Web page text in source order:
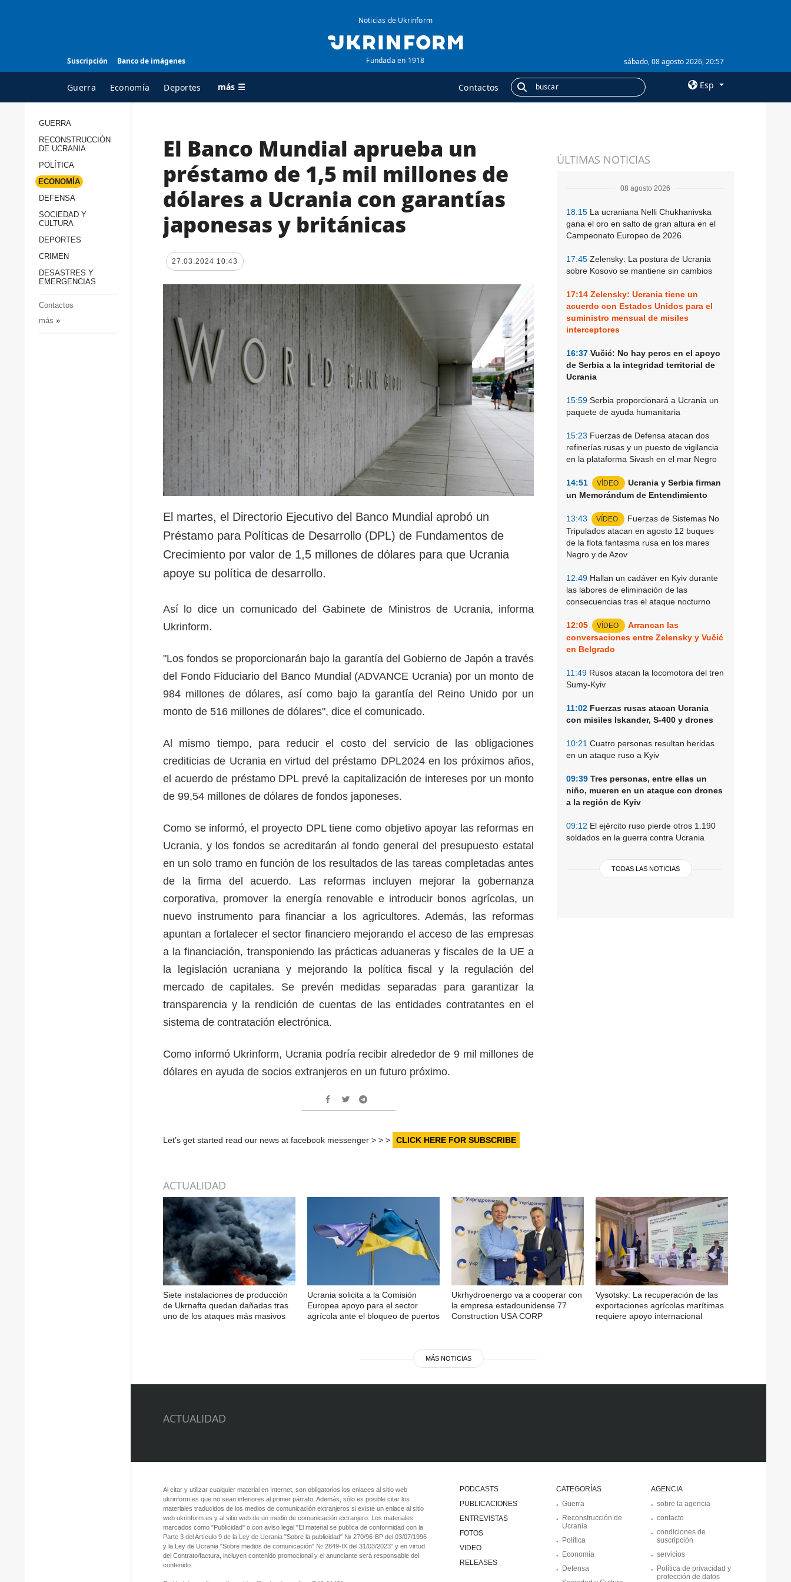
Suscripción Banco de imágenes
Noticias de Ukrinform
Fundada en 1918 sábado, 08 agosto 2026, 20:57
Guerra Economía Deportes más ☰ Contactos Esp
TODAS LAS
Reconstrucción de
Sociedad y Cultura
Desastres y emergencias
AGENCIA
sobre la agencia
contacto
condiciones de
suscripción
servicios
ADICIONAL
Publicaciones
Entrevistas
Suscripción
GUERRA
RECONSTRUCCIÓN
DE UCRANIA
POLÍTICA
ECONOMÍA
DEFENSA
SOCIEDAD Y
CULTURA
DEPORTES
CRIMEN
DESASTRES Y
EMERGENCIAS
Contactos
más »
ÚLTIMAS NOTICIAS
08 agosto 2026
18:15 La ucraniana Nelli Chukhanivska
gana el oro en salto de gran altura en el
Campeonato Europeo de 2026
17:45 Zelensky: La postura de Ucrania
sobre Kosovo se mantiene sin cambios
17:14 Zelensky: Ucrania tiene un
acuerdo con Estados Unidos para el
suministro mensual de misiles
interceptores
16:37 Vučić: No hay peros en el apoyo
de Serbia a la integridad territorial de
Ucrania
15:59 Serbia proporcionará a Ucrania un
paquete de ayuda humanitaria
15:23 Fuerzas de Defensa atacan dos
refinerías rusas y un puesto de vigilancia
en la plataforma Sivash en el mar Negro
14:51 VÍDEO
Ucrania y Serbia firman
un Memorándum de Entendimiento
13:43 VÍDEO
Fuerzas de Sistemas No
Tripulados atacan en agosto 12 buques
de la flota fantasma rusa en los mares
Negro y de Azov
12:49 Hallan un cadáver en Kyiv durante
las labores de eliminación de las
consecuencias tras el ataque nocturno
12:05 VÍDEO
Arrancan las
conversaciones entre Zelensky y Vučić
en Belgrado
11:49 Rusos atacan la locomotora del tren
Sumy-Kyiv
11:02 Fuerzas rusas atacan Ucrania
con misiles Iskander, S-400 y drones
10:21 Cuatro personas resultan heridas
en un ataque ruso a Kyiv
09:39 Tres personas, entre ellas un
niño, mueren en un ataque con drones
a la región de Kyiv
09:12 El ejército ruso pierde otros 1.190
soldados en la guerra contra Ucrania
TODAS LAS NOTICIAS
El Banco Mundial aprueba un
préstamo de 1,5 mil millones de
dólares a Ucrania con garantías
japonesas y británicas
27.03.2024 10:43
El martes, el Directorio Ejecutivo del Banco Mundial aprobó un
Préstamo para Políticas de Desarrollo (DPL) de Fundamentos de
Crecimiento por valor de 1,5 millones de dólares para que Ucrania
apoye su política de desarrollo.
Así lo dice un comunicado del Gabinete de Ministros de Ucrania, informa
Ukrinform.
"Los fondos se proporcionarán bajo la garantía del Gobierno de Japón a través
del Fondo Fiduciario del Banco Mundial (ADVANCE Ucrania) por un monto de
984 millones de dólares, así como bajo la garantía del Reino Unido por un
monto de 516 millones de dólares", dice el comunicado.
Al mismo tiempo, para reducir el costo del servicio de las obligaciones
crediticias de Ucrania en virtud del préstamo DPL2024 en los próximos años,
el acuerdo de préstamo DPL prevé la capitalización de intereses por un monto
de 99,54 millones de dólares de fondos japoneses.
Como se informó, el proyecto DPL tiene como objetivo apoyar las reformas en
Ucrania, y los fondos se acreditarán al fondo general del presupuesto estatal
en un solo tramo en función de los resultados de las tareas completadas antes
de la firma del acuerdo. Las reformas incluyen mejorar la gobernanza
corporativa, promover la energía renovable e introducir bonos agrícolas, un
nuevo instrumento para financiar a los agricultores. Además, las reformas
apuntan a fortalecer el sector financiero mejorando el acceso de las empresas
a la financiación, transponiendo las prácticas aduaneras y fiscales de la UE a
la legislación ucraniana y mejorando la política fiscal y la regulación del
mercado de capitales. Se prevén medidas separadas para garantizar la
transparencia y la rendición de cuentas de las entidades contratantes en el
sistema de contratación electrónica.
Como informó Ukrinform, Ucrania podría recibir alrededor de 9 mil millones de
dólares en ayuda de socios extranjeros en un futuro próximo.
Let’s get started read our news at facebook messenger > > > CLICK HERE FOR SUBSCRIBE
ACTUALIDAD
Siete instalaciones de producción
de Ukrnafta quedan dañadas tras
uno de los ataques más masivos
Ucrania solicita a la Comisión
Europea apoyo para el sector
agrícola ante el bloqueo de puertos
Ukrhydroenergo va a cooperar con
la empresa estadounidense 77
Construction USA CORP
Vysotsky: La recuperación de las
exportaciones agrícolas marítimas
requiere apoyo internacional
MÁS NOTICIAS
ACTUALIDAD
CATEGORÍAS
Guerra
Reconstrucción de
Ucrania
Política
Economía
Defensa
AGENCIA
sobre la agencia
contacto
condiciones de
suscripción
servicios
Política de privacidad y
protección de datos
PODCASTS
PUBLICACIONES
ENTREVISTAS
FOTOS
VIDEO
RELEASES
Al citar y utilizar cualquier material en Internet, son obligatorios los enlaces al sitio web
ukrinform.es que no sean inferiores al primer párrafo. Además, sólo es posible citar los
materiales traducidos de los medios de comunicación extranjeros si existe un enlace al sitio
web ukrinform.es y al sitio web de un medio de comunicación extranjero. Los materiales
marcados como "Publicidad" o con aviso legal "El material se publica de conformidad con la
Parte 3 del Artículo 9 de la Ley de Ucrania "Sobre la publicidad" № 270/96-ВР del 03/07/1996
y la Ley de Ucrania "Sobre medios de comunicación" № 2849-IX del 31/03/2023" y en virtud
del Contrato/factura, incluyen contenido promocional y el anunciante será responsable del
contenido.